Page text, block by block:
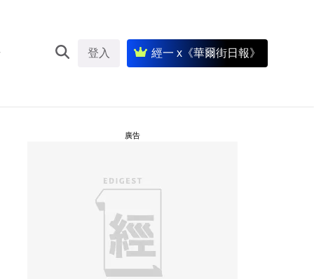
登入 經一 x《華爾街日報》
廣告